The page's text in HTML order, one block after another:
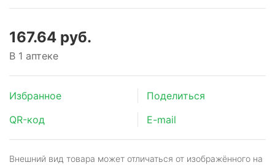
167.64 руб.
В 1 аптеке
Избранное
Поделиться
QR-код
E-mail
Внешний вид товара может отличаться от изображённого на